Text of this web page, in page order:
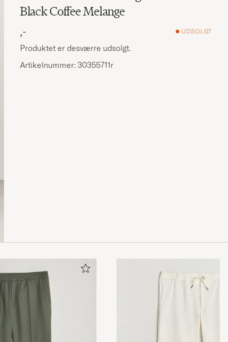
Black Coffee Melange
,-
UDSOLGT
Produktet er desværre udsolgt.
Artikelnummer: 30355711r